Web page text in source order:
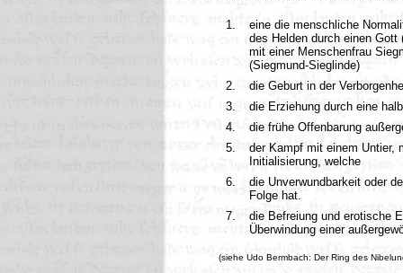
1.
eine die menschliche
des Helden durch einen
mit einer Menschenfrau
(Siegmund-Sieglinde)
2.
die Geburt in der
3.
die Erziehung durch eine
4.
die frühe Offenbarung
5.
der Kampf mit einem Untier,
Initialisierung, welche
6.
die Unverwundbarkeit oder
Folge hat.
7.
die Befreiung und erotische
Überwindung einer
(siehe Udo Bermbach: Der Ring des